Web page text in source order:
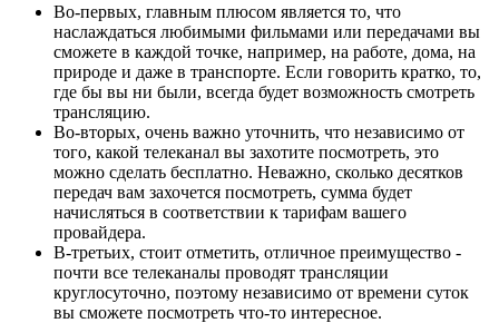
Во-первых, главным плюсом является то, что
наслаждаться любимыми фильмами или передачами вы
сможете в каждой точке, например, на работе, дома, на
природе и даже в транспорте. Если говорить кратко, то,
где бы вы ни были, всегда будет возможность смотреть
трансляцию.
Во-вторых, очень важно уточнить, что независимо от
того, какой телеканал вы захотите посмотреть, это
можно сделать бесплатно. Неважно, сколько десятков
передач вам захочется посмотреть, сумма будет
начисляться в соответствии к тарифам вашего
провайдера.
В-третьих, стоит отметить, отличное преимущество -
почти все телеканалы проводят трансляции
круглосуточно, поэтому независимо от времени суток
вы сможете посмотреть что-то интересное.